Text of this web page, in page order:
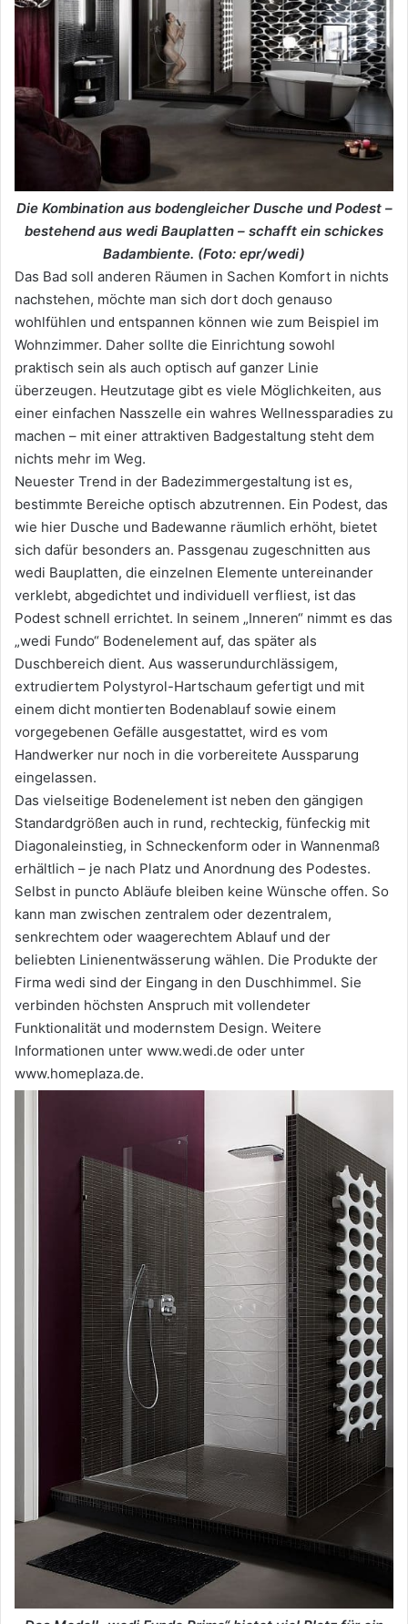
Die Kombination aus bodengleicher Dusche und Podest –
bestehend aus wedi Bauplatten – schafft ein schickes
Badambiente. (Foto: epr/wedi)
Das Bad soll anderen Räumen in Sachen Komfort in nichts
nachstehen, möchte man sich dort doch genauso
wohlfühlen und entspannen können wie zum Beispiel im
Wohnzimmer. Daher sollte die Einrichtung sowohl
praktisch sein als auch optisch auf ganzer Linie
überzeugen. Heutzutage gibt es viele Möglichkeiten, aus
einer einfachen Nasszelle ein wahres Wellnessparadies zu
machen – mit einer attraktiven Badgestaltung steht dem
nichts mehr im Weg.
Neuester Trend in der Badezimmergestaltung ist es,
bestimmte Bereiche optisch abzutrennen. Ein Podest, das
wie hier Dusche und Badewanne räumlich erhöht, bietet
sich dafür besonders an. Passgenau zugeschnitten aus
wedi Bauplatten, die einzelnen Elemente untereinander
verklebt, abgedichtet und individuell verfliest, ist das
Podest schnell errichtet. In seinem „Inneren“ nimmt es das
„wedi Fundo“ Bodenelement auf, das später als
Duschbereich dient. Aus wasserundurchlässigem,
extrudiertem Polystyrol-Hartschaum gefertigt und mit
einem dicht montierten Bodenablauf sowie einem
vorgegebenen Gefälle ausgestattet, wird es vom
Handwerker nur noch in die vorbereitete Aussparung
eingelassen.
Das vielseitige Bodenelement ist neben den gängigen
Standardgrößen auch in rund, rechteckig, fünfeckig mit
Diagonaleinstieg, in Schneckenform oder in Wannenmaß
erhältlich – je nach Platz und Anordnung des Podestes.
Selbst in puncto Abläufe bleiben keine Wünsche offen. So
kann man zwischen zentralem oder dezentralem,
senkrechtem oder waagerechtem Ablauf und der
beliebten Linienentwässerung wählen. Die Produkte der
Firma wedi sind der Eingang in den Duschhimmel. Sie
verbinden höchsten Anspruch mit vollendeter
Funktionalität und modernstem Design. Weitere
Informationen unter www.wedi.de oder unter
www.homeplaza.de.